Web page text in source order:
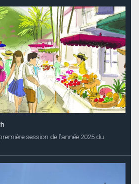
session de l’année 2025 du